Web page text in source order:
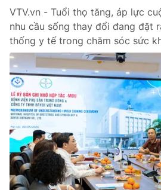
Tổng đài VTV:024.38 355 931 -
Ðiện thoại Thời báo VTV:024.66 897
Email:toasoan@vtv.vn
Liên hệ quảng cáo:024-7300.7108
VTV.vn - Tuổi thọ tăng, áp lực
nhu cầu sống thay đổi đang đặt
thống y tế trong chăm sóc sức